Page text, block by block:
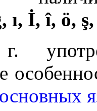
ı, İ, î, ö,